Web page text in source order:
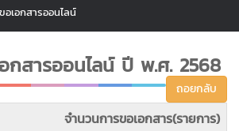
เอกสารออนไลน์
กสารออนไลน์ ปี พ.ศ. 2568
ถอยกลับ
จำนวนการขอเอกสาร(รายการ)